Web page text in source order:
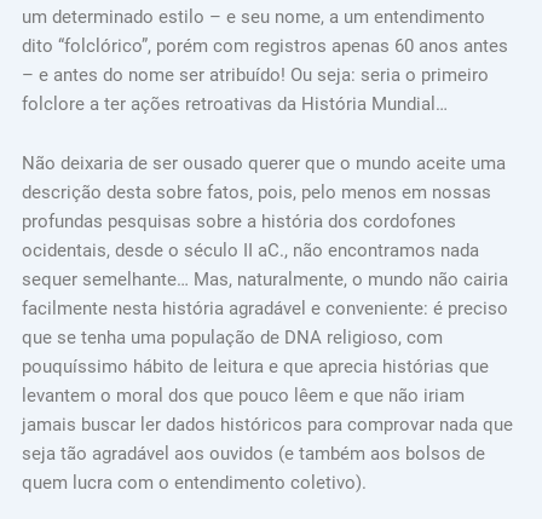
um determinado estilo – e seu nome, a um entendimento
dito “folclórico”, porém com registros apenas 60 anos antes
– e antes do nome ser atribuído! Ou seja: seria o primeiro
folclore a ter ações retroativas da História Mundial…
Não deixaria de ser ousado querer que o mundo aceite uma
descrição desta sobre fatos, pois, pelo menos em nossas
profundas pesquisas sobre a história dos cordofones
ocidentais, desde o século II aC., não encontramos nada
sequer semelhante… Mas, naturalmente, o mundo não cairia
facilmente nesta história agradável e conveniente: é preciso
que se tenha uma população de DNA religioso, com
pouquíssimo hábito de leitura e que aprecia histórias que
levantem o moral dos que pouco lêem e que não iriam
jamais buscar ler dados históricos para comprovar nada que
seja tão agradável aos ouvidos (e também aos bolsos de
quem lucra com o entendimento coletivo).